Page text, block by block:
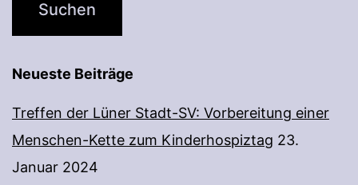
Neueste Beiträge
Treffen der Lüner Stadt-SV: Vorbereitung einer
Menschen-Kette zum Kinderhospiztag 23.
Januar 2024